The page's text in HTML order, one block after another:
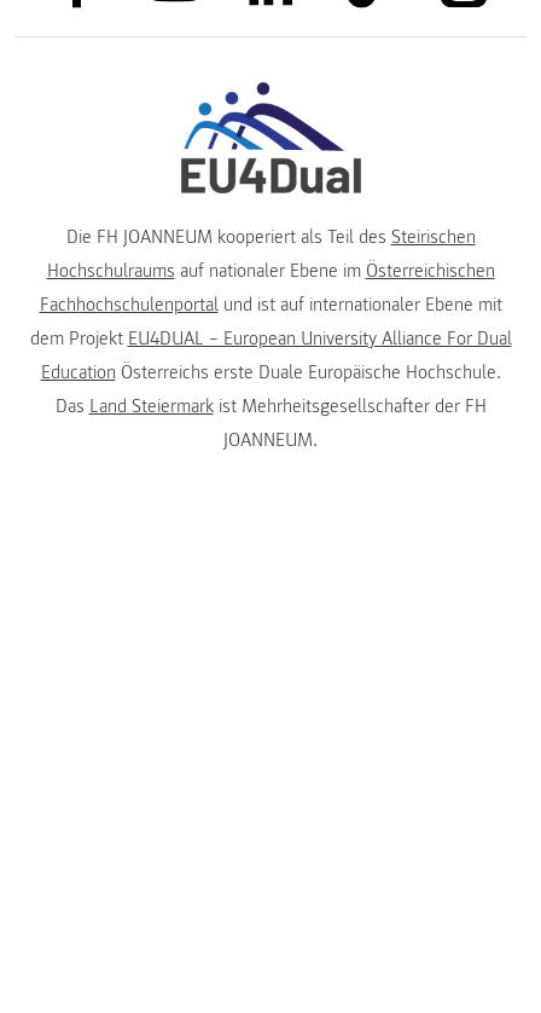
Die FH JOANNEUM kooperiert als Teil des Steirischen
Hochschulraums auf nationaler Ebene im Österreichischen
Fachhochschulenportalund ist auf internationaler Ebene mit
dem Projekt EU4DUAL – European University Alliance For Dual
Education Österreichs erste Duale Europäische Hochschule.
Das Land Steiermarkist Mehrheitsgesellschafter der FH
JOANNEUM.